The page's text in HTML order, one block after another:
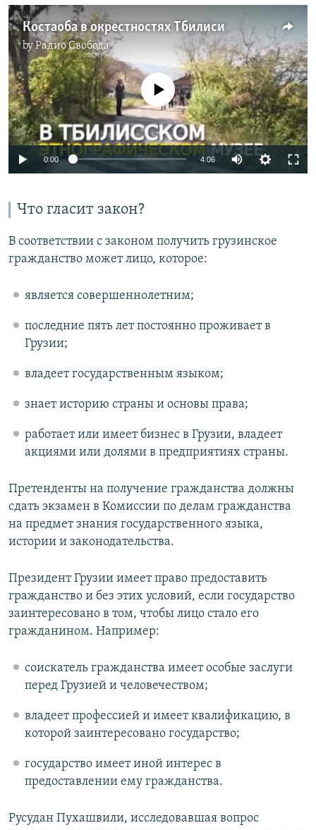
Костаоба в окрестностях Тбилиси
byРадио Свобода
No media source currently available
0:00 4:06
Что гласит закон?
В соответствии с законом получить грузинское
гражданство может лицо, которое:
является совершеннолетним;
последние пять лет постоянно проживает в
Грузии;
владеет государственным языком;
знает историю страны и основы права;
работает или имеет бизнес в Грузии, владеет
акциями или долями в предприятиях страны.
Претенденты на получение гражданства должны
сдать экзамен в Комиссии по делам гражданства
на предмет знания государственного языка,
истории и законодательства.
Президент Грузии имеет право предоставить
гражданство и без этих условий, если государство
заинтересовано в том, чтобы лицо стало его
гражданином. Например:
соискатель гражданства имеет особые заслуги
перед Грузией и человечеством;
владеет профессией и имеет квалификацию, в
которой заинтересовано государство;
государство имеет иной интерес в
предоставлении ему гражданства.
Русудан Пухашвили, исследовавшая вопрос